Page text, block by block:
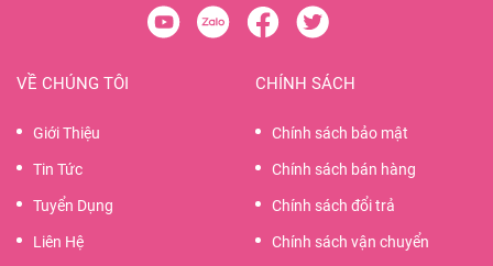
VỀ CHÚNG TÔI
Giới Thiệu
Tin Tức
Tuyển Dụng
Liên Hệ
CHÍNH SÁCH
Chính sách bảo mật
Chính sách bán hàng
Chính sách đổi trả
Chính sách vận chuyển